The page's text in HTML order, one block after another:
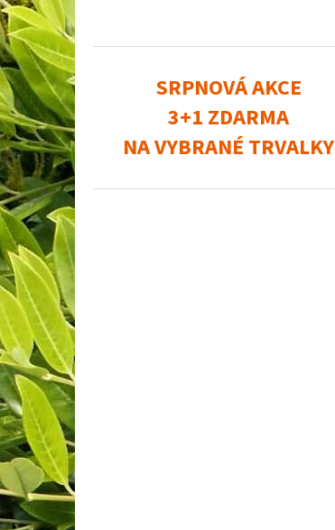
SRPNOVÁ AKCE
3+1 ZDARMA
NA VYBRANÉ TRVALKY